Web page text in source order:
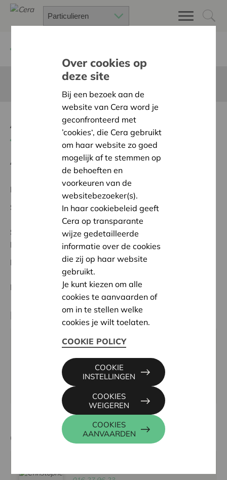
A la lumière de CLAP 2.0
Terug naar overzicht
Ambitie: Warme en zorgzame buurten voor iedereen
Regionaal Project
Startdatum:
21/05/2026
Status:
In behandeling
Liège
Datum:
21/05/2026
Beslissing: Goedgekeurd
Partner
Comité Local d'Animation et de Promotion de
Bergilers, Rue du Bailly 24, 4360 OREYE
info@clapbergilers.be
https://www.clapbergilers.be/
Contactpersoon
Over cookies op
deze site
Bij een bezoek aan de
website van Cera word je
geconfronteerd met
’cookies‘, die Cera gebruikt
om haar website zo goed
mogelijk af te stemmen op
de behoeften en
voorkeuren van de
websitebezoeker(s).
In haar cookiebeleid geeft
Cera op transparante
wijze gedetailleerde
informatie over de cookies
die zij op haar website
gebruikt.
Je kunt kiezen om alle
cookies te aanvaarden of
om in te stellen welke
cookies je wilt toelaten.
COOKIE POLICY
COOKIES
AANVAARDEN
COOKIES
WEIGEREN
COOKIE
INSTELLINGEN